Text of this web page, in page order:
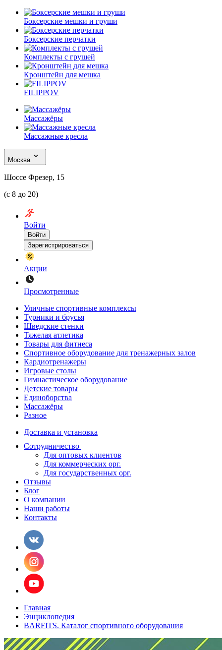
Боксерские мешки и груши
Боксерские перчатки
Комплекты с грушей
Кронштейн для мешка
FILIPPOV
Массажёры
Массажные кресла
Москва
Шоссе Фрезер, 15
(с 8 до 20)
Войти
Войти
Зарегистрироваться
Акции
Просмотренные
Уличные спортивные комплексы
Турники и брусья
Шведские стенки
Тяжелая атлетика
Товары для фитнеса
Спортивное оборудование для тренажерных залов
Кардиотренажеры
Игровые столы
Гимнастическое оборудование
Детские товары
Единоборства
Массажёры
Разное
Доставка и установка
Сотрудничество
Для оптовых клиентов
Для коммерческих орг.
Для государственных орг.
Отзывы
Блог
О компании
Наши работы
Контакты
Главная
Энциклопедия
BARFITS. Каталог спортивного оборудования